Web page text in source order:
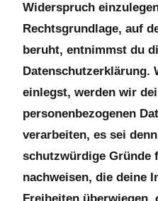
Widerspruch
Rechtsgrundlage, auf
beruht, entnimmst du
Datenschutzerklärung.
einlegst, werden wir
personenbezogenen
verarbeiten, es sei
schutzwürdige Gründe
nachweisen, die deine